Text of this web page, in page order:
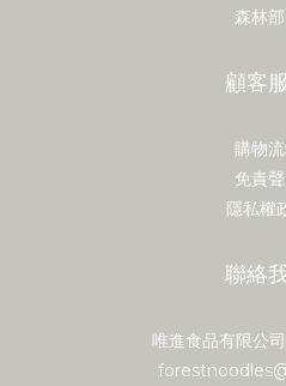
森林
顧客
購物
免責
隱私權
聯絡
唯進食品有限公